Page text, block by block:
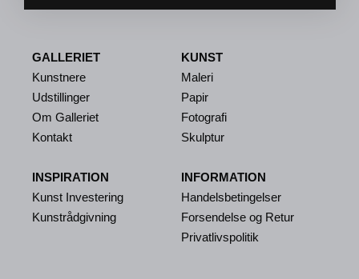
GALLERIET
Kunstnere
Udstillinger
Om Galleriet
Kontakt
INSPIRATION
Kunst Investering
Kunstrådgivning
KUNST
Maleri
Papir
Fotografi
Skulptur
INFORMATION
Handelsbetingelser
Forsendelse og Retur
Privatlivspolitik